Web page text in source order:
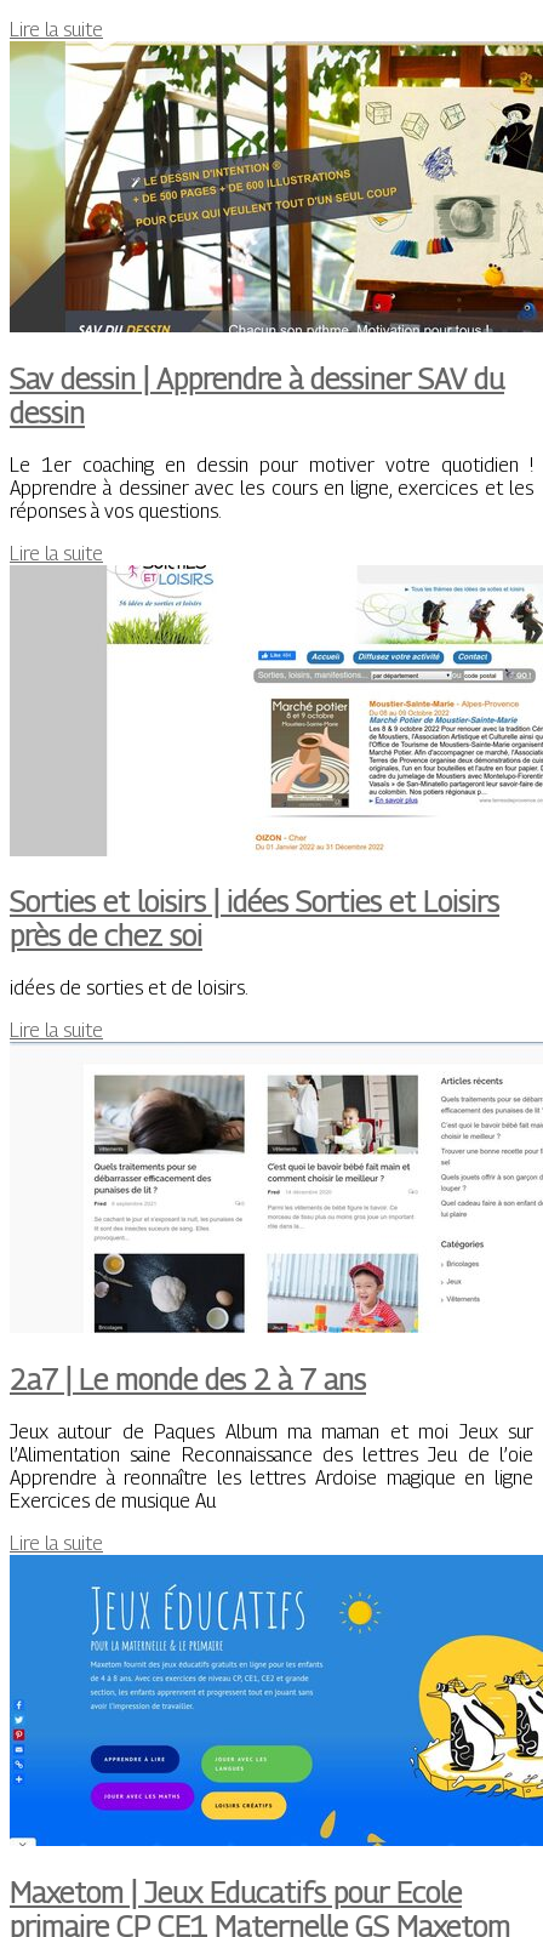
Lire la suite
Sav dessin | Apprendre à dessiner SAV du
dessin
Le 1er coaching en dessin pour motiver votre quotidien !
Apprendre à dessiner avec les cours en ligne, exercices et les
réponses à vos questions.
Lire la suite
Sorties et loisirs | idées Sorties et Loisirs
près de chez soi
idées de sorties et de loisirs.
Lire la suite
2a7 | Le monde des 2 à 7 ans
Jeux autour de Paques Album ma maman et moi Jeux sur
l’Alimentation saine Reconnaissance des lettres Jeu de l’oie
Apprendre à reonnaître les lettres Ardoise magique en ligne
Exercices de musique Au
Lire la suite
Maxetom | Jeux Educatifs pour Ecole
primaire CP CE1 Maternelle GS Maxetom